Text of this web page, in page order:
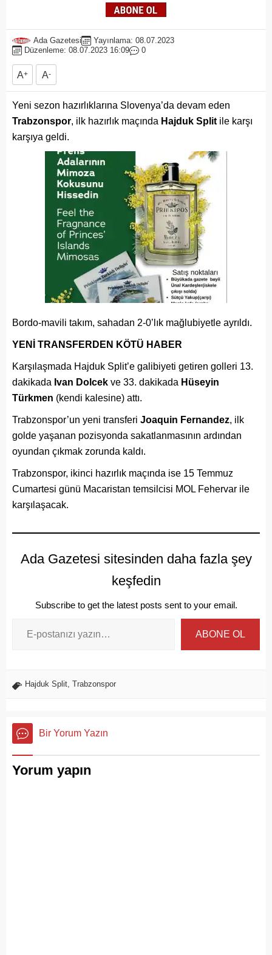
Ada Gazetesi
Yayınlama: 08.07.2023
Düzenleme: 08.07.2023 16:09
0
A+ A-
Yeni sezon hazırlıklarına Slovenya’da devam eden
Trabzonspor, ilk hazırlık maçında Hajduk Split ile karşı
karşıya geldi.
Bordo-mavili takım, sahadan 2-0’lık mağlubiyetle ayrıldı.
YENİ TRANSFERDEN KÖTÜ HABER
Karşılaşmada Hajduk Split’e galibiyeti getiren golleri 13.
dakikada Ivan Dolcek ve 33. dakikada Hüseyin
Türkmen (kendi kalesine) attı.
Trabzonspor’un yeni transferi Joaquin Fernandez, ilk
golde yaşanan pozisyonda sakatlanmasının ardından
oyundan çıkmak zorunda kaldı.
Trabzonspor, ikinci hazırlık maçında ise 15 Temmuz
Cumartesi günü Macaristan temsilcisi MOL Fehervar ile
karşılaşacak.
Ada Gazetesi sitesinden daha fazla şey
keşfedin
Subscribe to get the latest posts sent to your email.
ABONE OL
Hajduk Split Trabzonspor
Bir Yorum Yazın
Yorum yapın